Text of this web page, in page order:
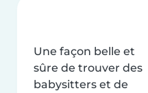
Une façon belle et
sûre de trouver des
babysitters et de